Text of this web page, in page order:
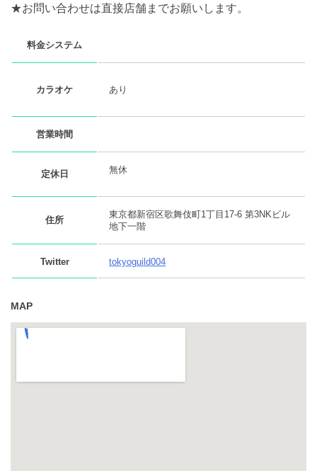
★お問い合わせは直接店舗までお願いします。
料金システム
カラオケ あり
営業時間
定休日 無休
住所
東京都新宿区歌舞伎町1丁目17-6 第3NKビル
地下一階
Twitter tokyoguild004
MAP